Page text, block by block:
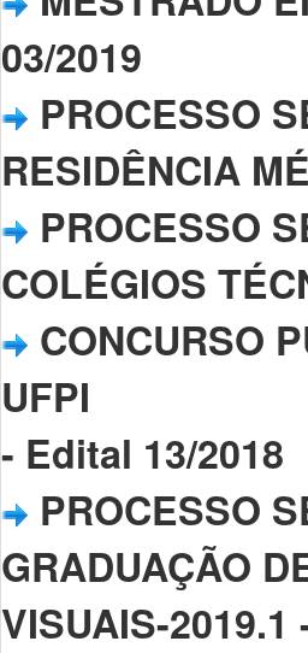
03/2019
PROCESSO
RESIDÊNCIA
PROCESSO
COLÉGIOS
CONCURSO
UFPI
- Edital 13/2018
PROCESSO
GRADUAÇÃO
VISUAIS-